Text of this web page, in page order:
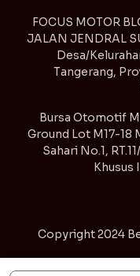
FOCUS MOTOR
JALAN JENDRAL
Desa/
Tangerang,
Bursa Otomotif
Ground Lot M17-18
Sahari No.1,
Khusus
Copyright2024